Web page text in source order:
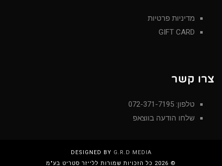
מדיניות פרטיות
GIFT CARD
צרו קשר
טלפון: 072-371-7195
שלחו הודעה בווצאפ
DESIGNED BY G.R.D MEDIA
© 2026 כל הזכויות שמורות ללייזר סטריט בע"מ